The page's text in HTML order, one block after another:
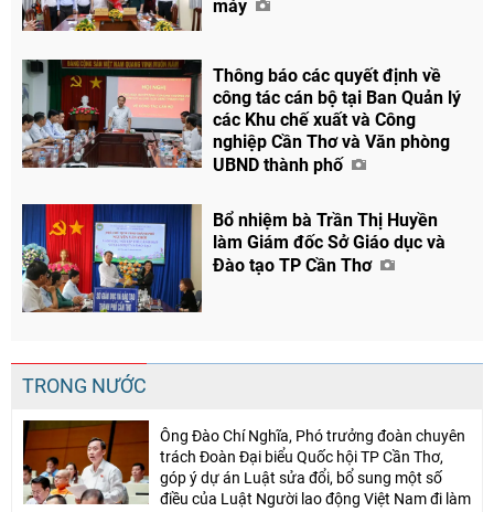
máy
Thông báo các quyết định về
công tác cán bộ tại Ban Quản lý
các Khu chế xuất và Công
nghiệp Cần Thơ và Văn phòng
UBND thành phố
Bổ nhiệm bà Trần Thị Huyền
làm Giám đốc Sở Giáo dục và
Đào tạo TP Cần Thơ
TRONG NƯỚC
Ông Đào Chí Nghĩa, Phó trưởng đoàn chuyên
trách Đoàn Đại biểu Quốc hội TP Cần Thơ,
góp ý dự án Luật sửa đổi, bổ sung một số
điều của Luật Người lao động Việt Nam đi làm